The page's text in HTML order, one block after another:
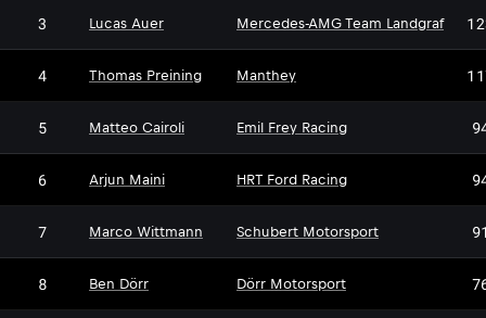
3 Lucas Auer Mercedes-AMG Team Landgraf
4 Thomas Preining Manthey
5 Matteo Cairoli Emil Frey Racing
6 Arjun Maini HRT Ford Racing
7 Marco Wittmann Schubert Motorsport
8 Ben Dörr DM
Dörr Motorsport